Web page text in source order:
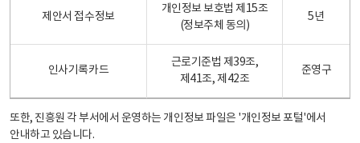
제안서 접수정보
개인정보 보호법 제15조
(정보주체 동의)
5년
인사기록카드
근로기준법 제39조,
제41조, 제42조
준영구
또한, 진흥원 각 부서에서 운영하는 개인정보 파일은 '개인정보 포털'에서
안내하고 있습니다.